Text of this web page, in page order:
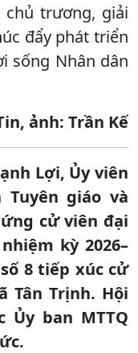
trương, giải
đẩy phát triển
sống Nhân dân
ảnh: Trần Kế
Lợi, Ủy viên
Tuyên giáo và
cử viên đại
kỳ 2026–
8 tiếp xúc cử
Tân Trịnh. Hội
ban MTTQ